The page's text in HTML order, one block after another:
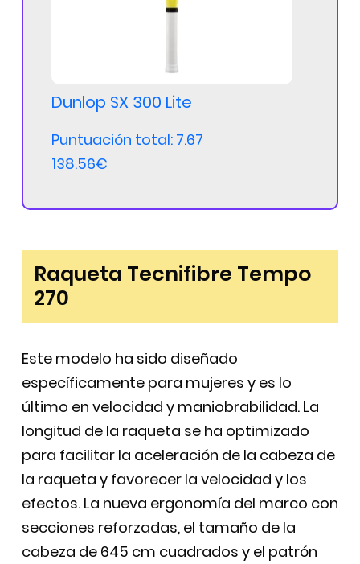
Dunlop SX 300 Lite
Puntuación total: 7.67
138.56€
Raqueta Tecnifibre Tempo
270
Este modelo ha sido diseñado
específicamente para mujeres y es lo
último en velocidad y maniobrabilidad. La
longitud de la raqueta se ha optimizado
para facilitar la aceleración de la cabeza de
la raqueta y favorecer la velocidad y los
efectos. La nueva ergonomía del marco con
secciones reforzadas, el tamaño de la
cabeza de 645 cm cuadrados y el patrón